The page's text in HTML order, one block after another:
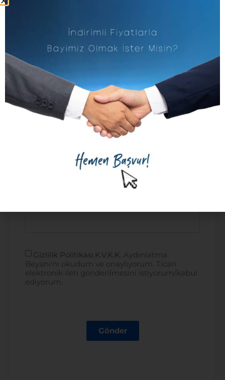
Gizlilik Politikası ,K.V.K.K. Aydınlatma
Beyanı'nı okudum ve onaylıyorum. Ticari
elektronik ileti gönderilmesini istiyorum/kabul
ediyorum.
Gönder